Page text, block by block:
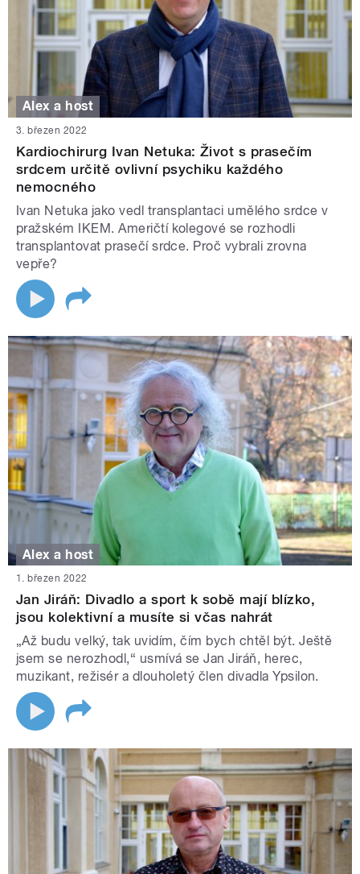
Alex a host
3. březen 2022
Kardiochirurg Ivan Netuka: Život s prasečím
srdcem určitě ovlivní psychiku každého
nemocného
Ivan Netuka jako vedl transplantaci umělého srdce v
pražském IKEM. Američtí kolegové se rozhodli
transplantovat prasečí srdce. Proč vybrali zrovna
vepře?
Alex a host
1. březen 2022
Jan Jiráň: Divadlo a sport k sobě mají blízko,
jsou kolektivní a musíte si včas nahrát
„Až budu velký, tak uvidím, čím bych chtěl být. Ještě
jsem se nerozhodl,“ usmívá se Jan Jiráň, herec,
muzikant, režisér a dlouholetý člen divadla Ypsilon.